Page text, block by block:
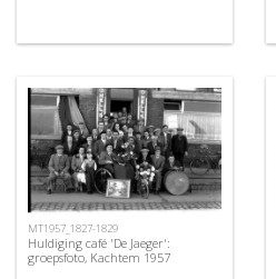
MT1957_1827-1829
Huldiging café 'De Jaeger':
groepsfoto, Kachtem 1957